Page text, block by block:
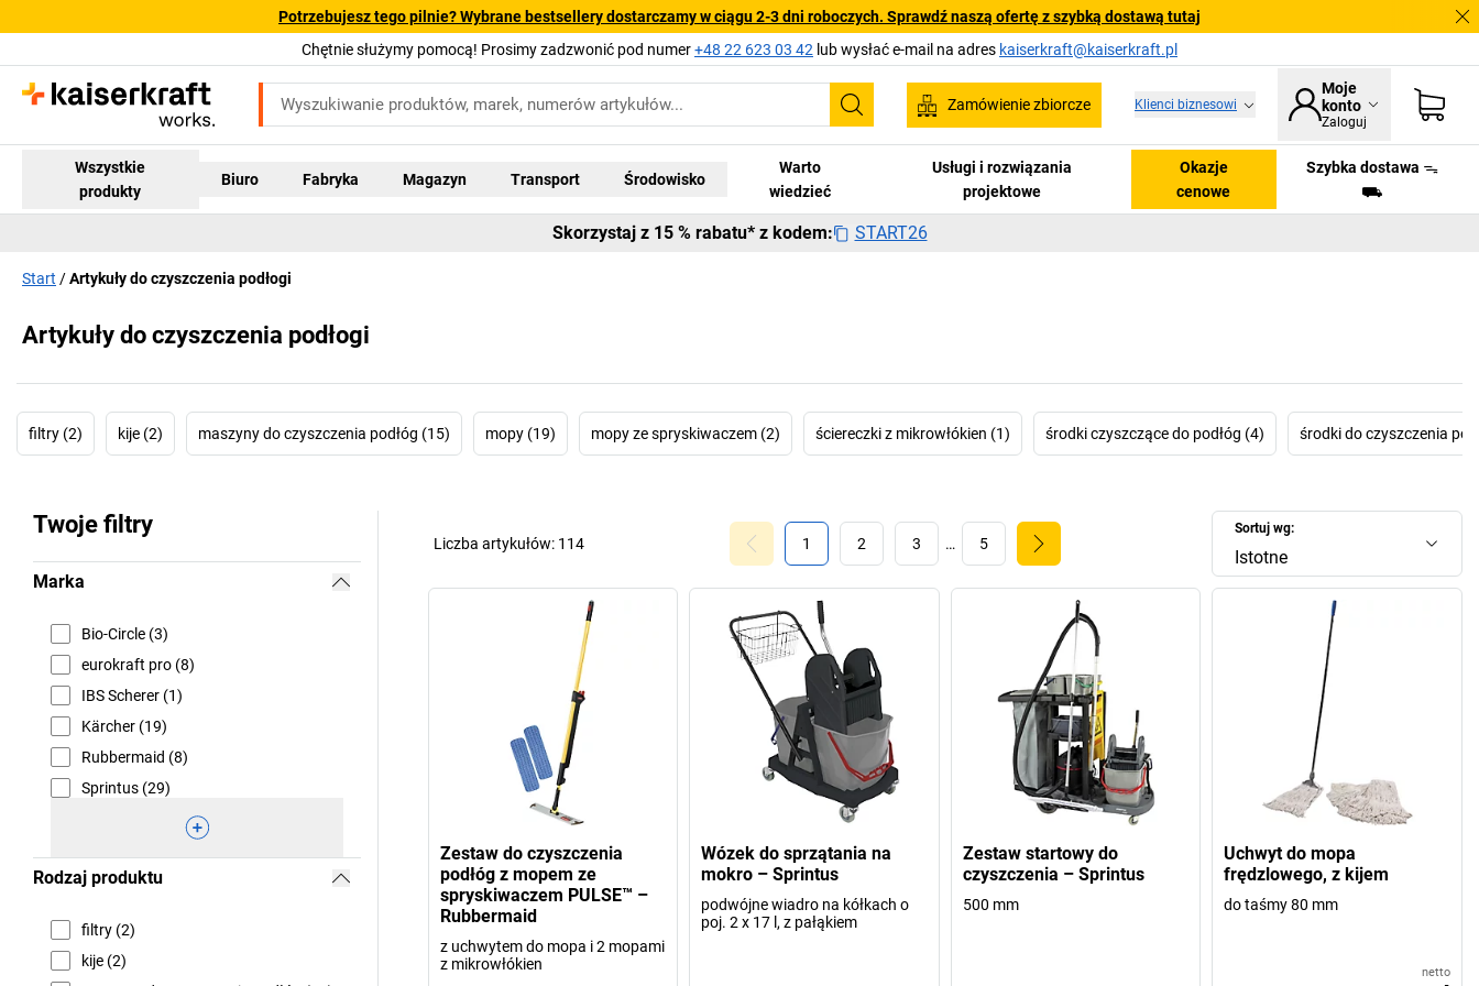
Potrzebujesz tego pilnie? Wybrane bestsellery dostarczamy w ciągu 2-3 dni roboczych. Sprawdź naszą ofertę z szybką dostawą tutaj
Chętnie służymy pomocą! Prosimy zadzwonić pod numer+48 22 623 03 42 lub wysłać e-mail na adres kaiserkraft@kaiserkraft.pl
Szukaj
Zamówienie zbiorcze Klienci biznesowi
Moje
konto
Zaloguj
Wszystkie
produkty
Biuro Fabryka Magazyn Transport Środowisko
Warto
wiedzieć
Usługi i rozwiązania
projektowe
Okazje
cenowe
Szybka dostawa ᯓ
⛟
Skorzystaj z 15 % rabatu* z kodem: START26
Start Artykuły do czyszczenia podłogi
Artykuły do czyszczenia podłogi
filtry (2) kije (2) maszyny do czyszczenia podłóg (15) mopy (19) mopy ze spryskiwaczem (2) ściereczki z mikrowłókien (1) środki czyszczące do podłóg (4) środki do czyszczenia
Twoje filtry
Marka
Bio-Circle (3)
eurokraft pro (8)
IBS Scherer (1)
Kärcher (19)
Rubbermaid (8)
Sprintus (29)
Rodzaj produktu
filtry (2)
kije (2)
Sortuj wg:
Istotne
1 2 3 … 5
Liczba artykułów: 114
Zestaw do czyszczenia
podłóg z mopem ze
spryskiwaczem PULSE™ –
Rubbermaid
z uchwytem do mopa i 2 mopami
z mikrowłókien
Wózek do sprzątania na
mokro – Sprintus
podwójne wiadro na kółkach o
poj. 2 x 17 l, z pałąkiem
Zestaw startowy do
czyszczenia – Sprintus
500 mm
Uchwyt do mopa
frędzlowego, z kijem
do taśmy 80 mm
netto